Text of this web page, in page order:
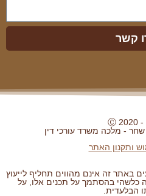
קשר
Ⓒ 2020 -
שחר - מלכה משרד עורכי דין
ותקנון האתר
באתר זה אינם מהווים תחליף לייעוץ
כלשהי בהסתמך על תכנים אלו, על
הבלעדית.